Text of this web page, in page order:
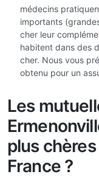
médecins
importants
cher leur
habitent dans des
cher. Nous vous
obtenu pour un
Les
plus
France ?